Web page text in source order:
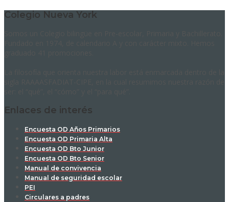
Colegio Nueva York
Enlaces de interés
Encuesta OD Años Primarios
Encuesta OD Primaria Alta
Encuesta OD Bto Junior
Encuesta OD Bto Senior
Manual de convivencia
Manual de seguridad escolar
PEI
Circulares a padres